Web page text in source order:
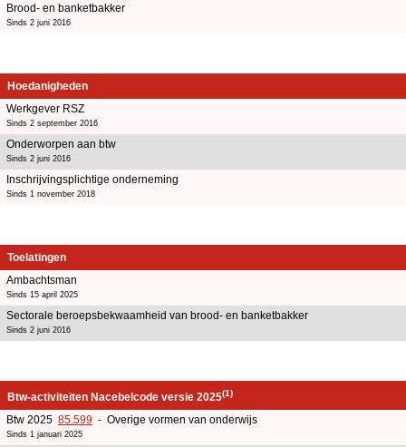
Brood- en banketbakker
Sinds 2 juni 2016
Hoedanigheden
Werkgever RSZ
Sinds 2 september 2016
Onderworpen aan btw
Sinds 2 juni 2016
Inschrijvingsplichtige onderneming
Sinds 1 november 2018
Toelatingen
Ambachtsman
Sinds 15 april 2025
Sectorale beroepsbekwaamheid van brood- en banketbakker
Sinds 2 juni 2016
Btw-activiteiten Nacebelcode versie 2025(1)
Btw 2025 85.599 - Overige vormen van onderwijs
Sinds 1 januari 2025